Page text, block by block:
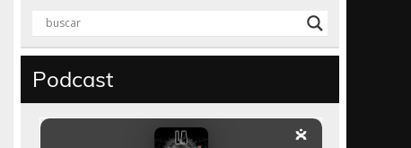
Podcast